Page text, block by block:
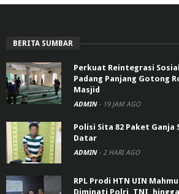
BERITA SUMBAR
Perkuat Reintegrasi
Padang Panjang Gotong
Masjid
ADMIN - 19 JAM AGO
Polisi Sita 82 Paket Ganja
Datar
ADMIN - 2 HARI AGO
RPL Prodi HTN UIN
Diminati Polri, TNI,